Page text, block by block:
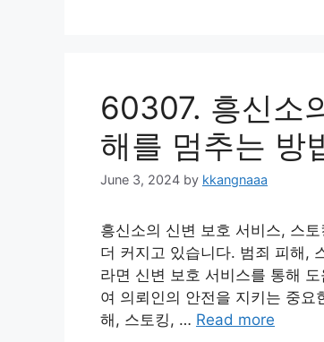
60307. 흥신소
해를 멈추는 방
June 3, 2024 by kkangnaaa
흥신소의 신변 보호 서비스, 스
더 커지고 있습니다. 범죄 피해,
라면 신변 보호 서비스를 통해
여 의뢰인의 안전을 지키는 중요
해, 스토킹, … Read more